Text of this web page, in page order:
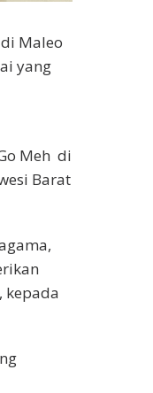
Maleo
yang
Meh di
Barat
kepada